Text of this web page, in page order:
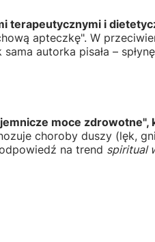
i
apteczkę". W
autorka pisała –
moce zdrowotne",
choroby duszy (lęk,
na trend spiritual